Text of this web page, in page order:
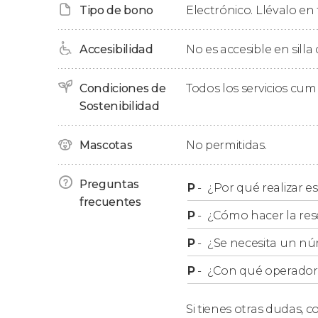
Haremos unabreve parada de unos 30
Finalmente, os hablaremos delMemorial del
galería de arte al aire libre del mundo.
Muro de Berlín? Si el tiempo está de nuestro
El tour terminará junto a la East Side Gallery
Orden del itinerario
Tened en cuenta que, por motivos de
Transporte público
Tipo de bono Electrónico. Llévalo en
Accesibilidad No es accesible en silla
Condiciones de
Sostenibilidad
Todos los servicios
Mascotas No permitidas.
Preguntas
frecuentes
P- ¿Por qué realizar
P- ¿Cómo hacer la
P- ¿Se necesita un
P- ¿Con qué
Si tienes otras dudas,